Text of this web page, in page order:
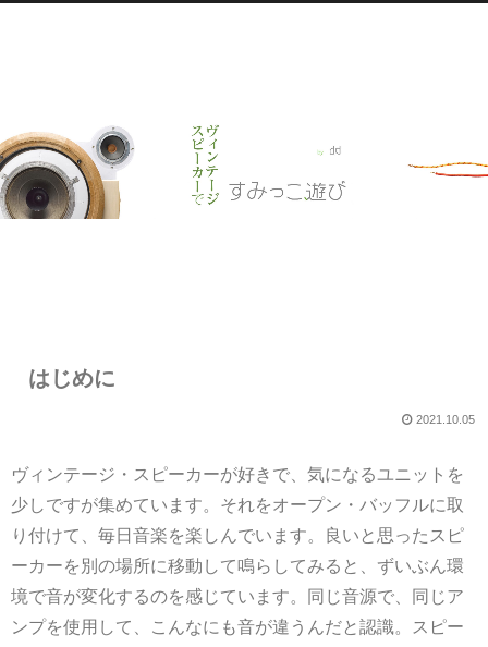
はじめに
2021.10.05
ヴィンテージ・スピーカーが好きで、気になるユニットを
少しですが集めています。それをオープン・バッフルに取
り付けて、毎日音楽を楽しんでいます。良いと思ったスピ
ーカーを別の場所に移動して鳴らしてみると、ずいぶん環
境で音が変化するのを感じています。同じ音源で、同じア
ンプを使用して、こんなにも音が違うんだと認識。スピー